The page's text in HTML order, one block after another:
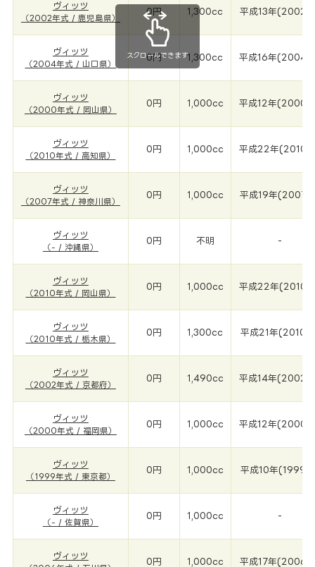
ヴィッツ
（2002年式 / 鹿児島県）
0円 1,300cc 平成13年(2002
ヴィッツ
（2004年式 / 山口県）
0円 1,300cc 平成16年(2004
ヴィッツ
（2000年式 / 岡山県）
0円 1,000cc 平成12年(2000
ヴィッツ
（2010年式 / 高知県）
0円 1,000cc 平成22年(2010
ヴィッツ
（2007年式 / 神奈川県）
0円 1,000cc 平成19年(2007
ヴィッツ
（- / 沖縄県）
0円 不明 -
ヴィッツ
（2010年式 / 岡山県）
0円 1,000cc 平成22年(2010
ヴィッツ
（2010年式 / 栃木県）
0円 1,300cc 平成21年(2010
ヴィッツ
（2002年式 / 京都府）
0円 1,490cc 平成14年(2002
ヴィッツ
（2000年式 / 福岡県）
0円 1,000cc 平成12年(2000
ヴィッツ
（1999年式 / 東京都）
0円 1,000cc 平成10年(1999
ヴィッツ
（- / 佐賀県）
0円 1,000cc -
ヴィッツ
0円 1,000cc 平成17年(2006
スクロールできます